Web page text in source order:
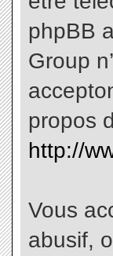
phpBB
Group
propos
http://
Vous
abusif,